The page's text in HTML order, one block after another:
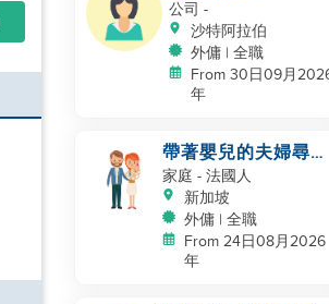
公司 -
沙特阿拉伯
外傭 | 全職
From 30日09月
年
帶著嬰兒的夫婦尋找
幫手
家庭 - 法國人
新加坡
外傭 | 全職
From 24日08月2026
年